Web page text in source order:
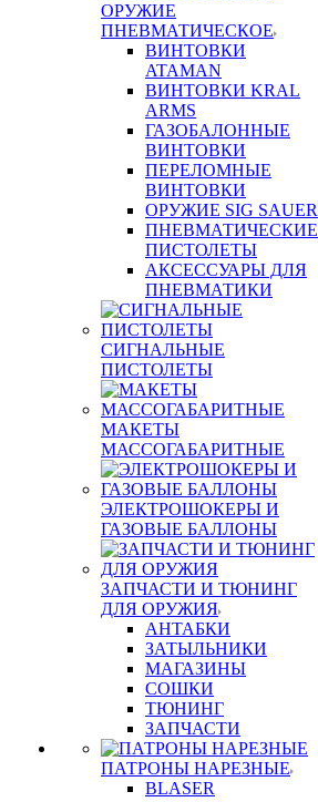
ОРУЖИЕ
ПНЕВМАТИЧЕСКОЕ
ВИНТОВКИ
ATAMAN
ВИНТОВКИ KRAL
ARMS
ГАЗОБАЛОННЫЕ
ВИНТОВКИ
ПЕРЕЛОМНЫЕ
ВИНТОВКИ
ОРУЖИЕ SIG SAUER
ПНЕВМАТИЧЕСКИЕ
ПИСТОЛЕТЫ
АКСЕССУАРЫ ДЛЯ
ПНЕВМАТИКИ
СИГНАЛЬНЫЕ
ПИСТОЛЕТЫ
МАКЕТЫ
МАССОГАБАРИТНЫЕ
ЭЛЕКТРОШОКЕРЫ И
ГАЗОВЫЕ БАЛЛОНЫ
ЗАПЧАСТИ И ТЮНИНГ
ДЛЯ ОРУЖИЯ
АНТАБКИ
ЗАТЫЛЬНИКИ
МАГАЗИНЫ
СОШКИ
ТЮНИНГ
ЗАПЧАСТИ
ПАТРОНЫ НАРЕЗНЫЕ
BLASER